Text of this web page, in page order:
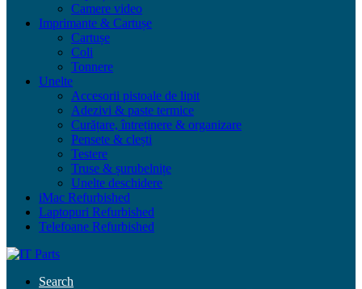
Camere video
Imprimante & Cartușe
Cartușe
Coli
Tonnere
Unelte
Accesorii pistoale de lipit
Adezivi & paste termice
Curățare, întreținere & organizare
Pensete & clești
Testere
Truse & șurubelnițe
Unelte deschidere
iMac Refurbished
Laptopuri Refurbished
Telefoane Refurbished
Search